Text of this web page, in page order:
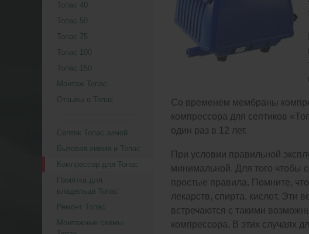
Топас 40
Топас 50
Топас 75
Топас 100
Топас 150
Монтаж Топас
Отзывы о Топас
Септик Топас зимой
Бытовая химия и Топас
Компрессор для Топас
Памятка для
владельца Топас
Ремонт Топас
Монтажные схемы
Со временем мембраны
компрессора для септиков
один раз в 12 лет.
При условии правильной
минимальной. Для того чтобы
простые правила. Помните,
лекарств, спирта, кислот. Эти
встречаются с такими
компрессора. В этих случаях